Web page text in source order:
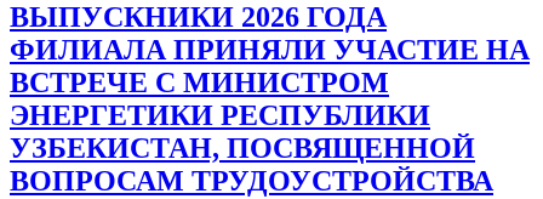
ВЫПУСКНИКИ 2026 ГОДА
ФИЛИАЛА ПРИНЯЛИ УЧАСТИЕ НА
ВСТРЕЧЕ С МИНИСТРОМ
ЭНЕРГЕТИКИ РЕСПУБЛИКИ
УЗБЕКИСТАН, ПОСВЯЩЕННОЙ
ВОПРОСАМ ТРУДОУСТРОЙСТВА